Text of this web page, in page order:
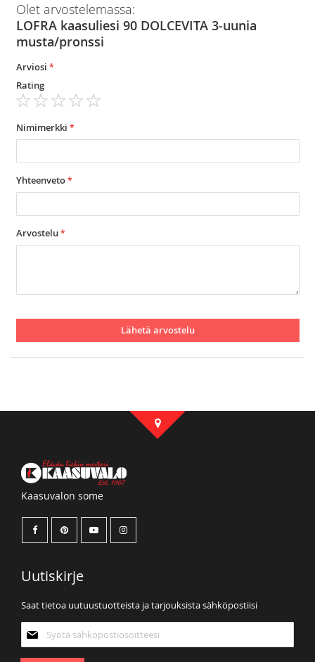
Olet arvostelemassa:
LOFRA kaasuliesi 90 DOLCEVITA 3-uunia
musta/pronssi
Arviosi
Rating
star
stars
stars
stars
stars
Nimimerkki
Yhteenveto
Arvostelu
Lähetä arvostelu
Kaasuvalon some
Uutiskirje
Saat tietoa uutuustuotteista ja tarjouksista sähköpostiisi
uutiskirjeemme: